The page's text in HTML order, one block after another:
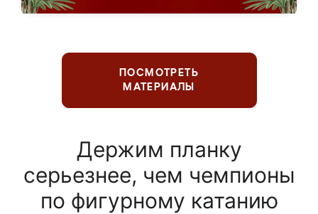
ПОСМОТРЕТЬ
МАТЕРИАЛЫ
Держим планку
серьезнее, чем чемпионы
по фигурному катанию